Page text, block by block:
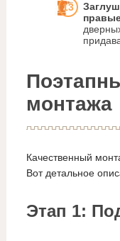
монтажа
Качественный
Вот детальное
Этап 1: